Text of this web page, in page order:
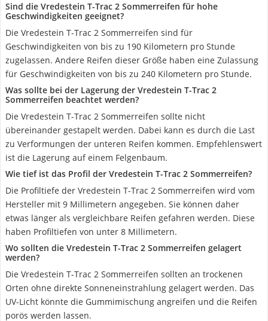
Sind die Vredestein T-Trac 2 Sommerreifen für hohe
Geschwindigkeiten geeignet?
Die Vredestein T-Trac 2 Sommerreifen sind für
Geschwindigkeiten von bis zu 190 Kilometern pro Stunde
zugelassen. Andere Reifen dieser Größe haben eine Zulassung
für Geschwindigkeiten von bis zu 240 Kilometern pro Stunde.
Was sollte bei der Lagerung der Vredestein T-Trac 2
Sommerreifen beachtet werden?
Die Vredestein T-Trac 2 Sommerreifen sollte nicht
übereinander gestapelt werden. Dabei kann es durch die Last
zu Verformungen der unteren Reifen kommen. Empfehlenswert
ist die Lagerung auf einem Felgenbaum.
Wie tief ist das Profil der Vredestein T-Trac 2 Sommerreifen?
Die Profiltiefe der Vredestein T-Trac 2 Sommerreifen wird vom
Hersteller mit 9 Millimetern angegeben. Sie können daher
etwas länger als vergleichbare Reifen gefahren werden. Diese
haben Profiltiefen von unter 8 Millimetern.
Wo sollten die Vredestein T-Trac 2 Sommerreifen gelagert
werden?
Die Vredestein T-Trac 2 Sommerreifen sollten an trockenen
Orten ohne direkte Sonneneinstrahlung gelagert werden. Das
UV-Licht könnte die Gummimischung angreifen und die Reifen
porös werden lassen.